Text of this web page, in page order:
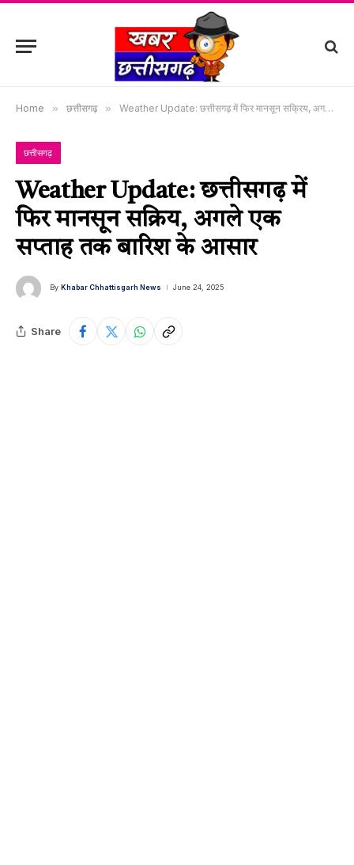
Home » छत्तीसगढ़ » Weather Update: छत्तीसगढ़ में फिर मानसून सक्रिय, अगले एक सप्ताह तक बारिश के आसार
छत्तीसगढ़
Weather Update: छत्तीसगढ़ में
फिर मानसून सक्रिय, अगले एक
सप्ताह तक बारिश के आसार
By Khabar Chhattisgarh News June 24, 2025
Share